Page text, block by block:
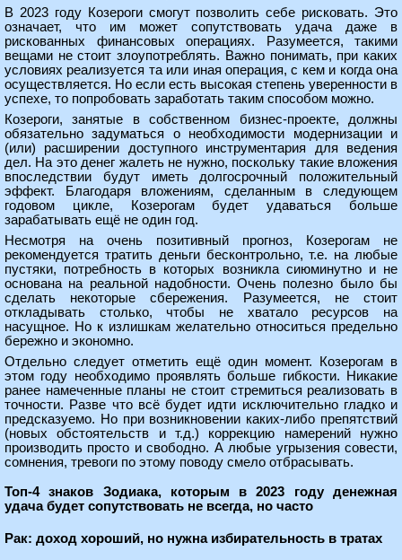
В 2023 году Козероги смогут позволить себе рисковать. Это
означает, что им может сопутствовать удача даже в
рискованных финансовых операциях. Разумеется, такими
вещами не стоит злоупотреблять. Важно понимать, при каких
условиях реализуется та или иная операция, с кем и когда она
осуществляется. Но если есть высокая степень уверенности в
успехе, то попробовать заработать таким способом можно.
Козероги, занятые в собственном бизнес-проекте, должны
обязательно задуматься о необходимости модернизации и
(или) расширении доступного инструментария для ведения
дел. На это денег жалеть не нужно, поскольку такие вложения
впоследствии будут иметь долгосрочный положительный
эффект. Благодаря вложениям, сделанным в следующем
годовом цикле, Козерогам будет удаваться больше
зарабатывать ещё не один год.
Несмотря на очень позитивный прогноз, Козерогам не
рекомендуется тратить деньги бесконтрольно, т.е. на любые
пустяки, потребность в которых возникла сиюминутно и не
основана на реальной надобности. Очень полезно было бы
сделать некоторые сбережения. Разумеется, не стоит
откладывать столько, чтобы не хватало ресурсов на
насущное. Но к излишкам желательно относиться предельно
бережно и экономно.
Отдельно следует отметить ещё один момент. Козерогам в
этом году необходимо проявлять больше гибкости. Никакие
ранее намеченные планы не стоит стремиться реализовать в
точности. Разве что всё будет идти исключительно гладко и
предсказуемо. Но при возникновении каких-либо препятствий
(новых обстоятельств и т.д.) коррекцию намерений нужно
производить просто и свободно. А любые угрызения совести,
сомнения, тревоги по этому поводу смело отбрасывать.
Топ-4 знаков Зодиака, которым в 2023 году денежная
удача будет сопутствовать не всегда, но часто
Рак: доход хороший, но нужна избирательность в тратах